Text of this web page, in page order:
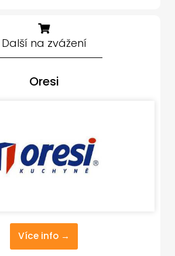
Další na zvážení
Oresi
Více info →